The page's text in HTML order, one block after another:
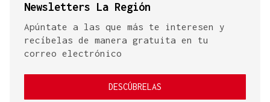
Newsletters La Región
Apúntate a las que más te interesen y
recíbelas de manera gratuita en tu
correo electrónico
DESCÚBRELAS